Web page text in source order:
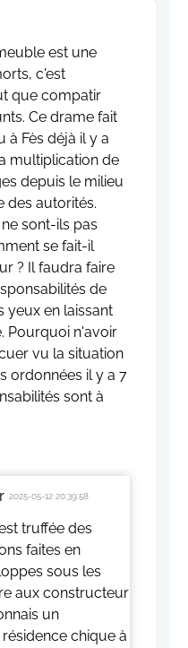
est une
c'est
que compatir
Ce drame fait
à Fès déjà il y a
multiplication de
depuis le milieu
des autorités.
sont-ils pas
se fait-il
? Il faudra faire
de
yeux en laissant
Pourquoi n'avoir
vu la situation
ordonnées il y a 7
sont à
2025-05-12 20:39:58
truffée des
faites en
sous les
aux constructeur
un
chique à